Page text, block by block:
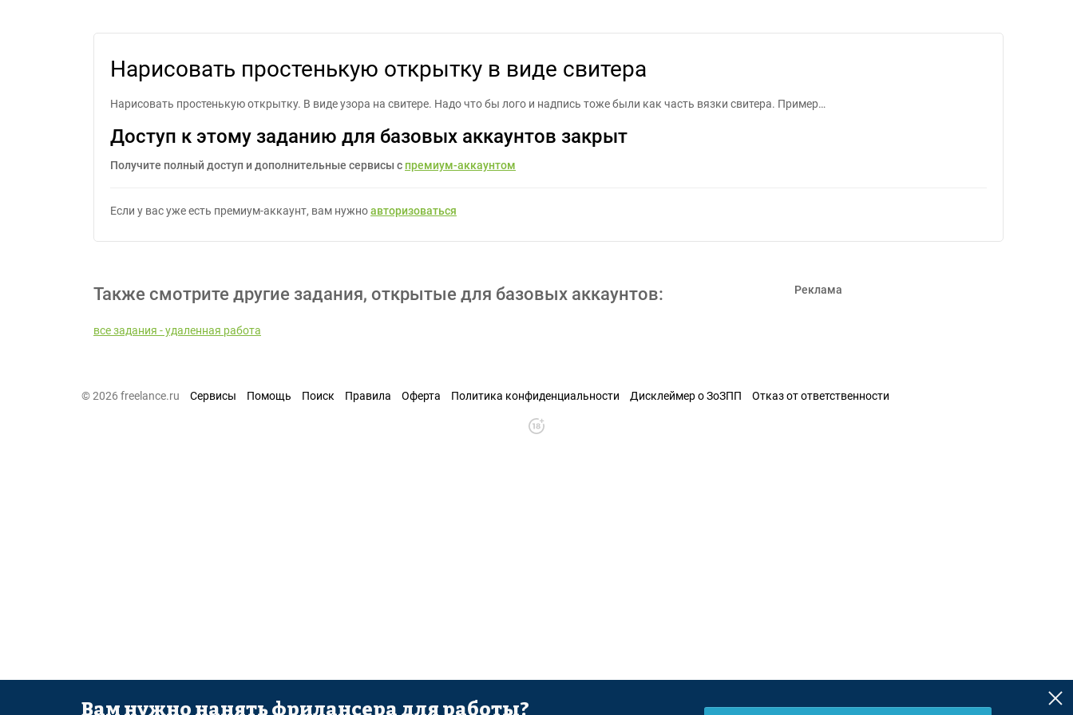
Нарисовать простенькую открытку в виде свитера
Нарисовать простенькую открытку. В виде узора на свитере. Надо что бы лого и надпись тоже были как часть вязки свитера. Пример…
Доступ к этому заданию для базовых аккаунтов закрыт
Получите полный доступ и дополнительные сервисы с премиум-аккаунтом
Если у вас уже есть премиум-аккаунт, вам нужноавторизоваться
Также смотрите другие задания, открытые для базовых аккаунтов:
все задания - удаленная работа
Реклама
© 2026 freelance.ru Сервисы Помощь Поиск Правила Оферта Политика конфиденциальности Дисклеймер о ЗоЗПП Отказ от ответственности
Вам нужно нанять фрилансера для работы?